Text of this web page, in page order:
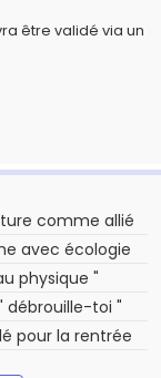
être validé via un
comme allié
avec écologie
physique "
débrouille-toi "
pour la rentrée